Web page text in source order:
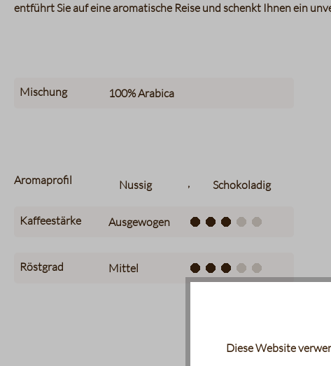
entführt Sie auf eine aromatische Reise und schenkt Ihnen ein
Mischung 100%Arabica
Aromaprofil Nussig , Schokoladig
Kaffeestärke Ausgewogen
Röstgrad Mittel
Diese Website